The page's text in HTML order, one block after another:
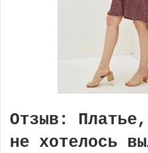
Отзыв:
не хотелось